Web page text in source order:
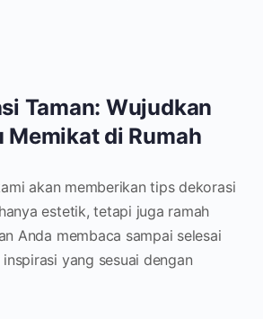
Taman: Wujudkan
Memikat di Rumah
akan memberikan tips dekorasi
estetik, tetapi juga ramah
Anda membaca sampai selesai
yang sesuai dengan